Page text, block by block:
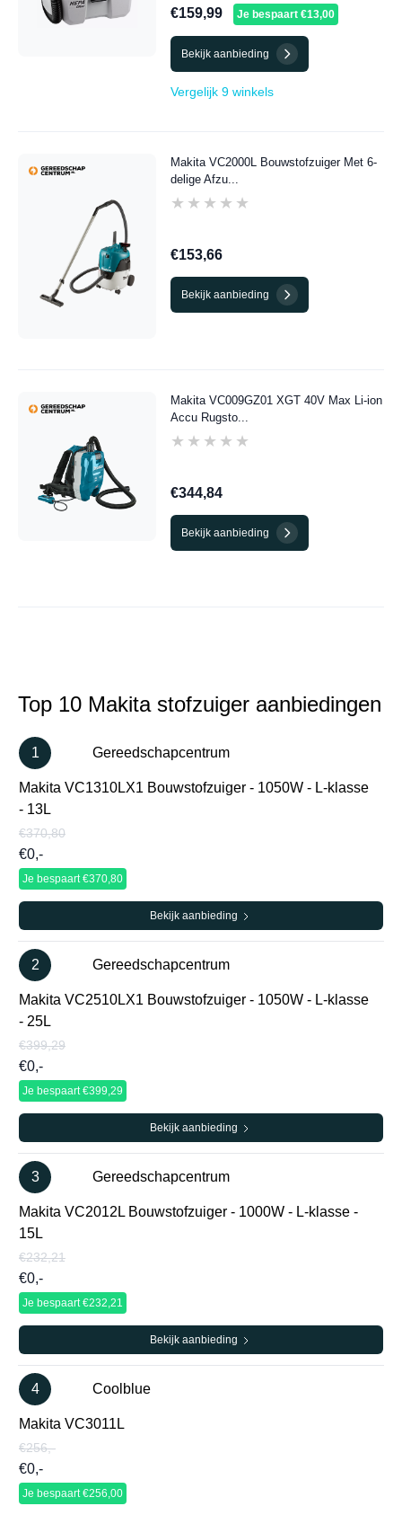
€159,99
Je bespaart €13,00
Bekijk aanbieding
Vergelijk 9 winkels
Makita VC2000L Bouwstofzuiger Met 6-
delige Afzu...
★★★★★
★★★★★
€153,66
Bekijk aanbieding
Makita VC009GZ01 XGT 40V Max Li-ion
Accu Rugsto...
★★★★★
★★★★★
€344,84
Bekijk aanbieding
Top 10 Makita stofzuiger aanbiedingen
1 Gereedschapcentrum
Makita VC1310LX1 Bouwstofzuiger - 1050W - L-klasse
- 13L
€370,80
€0,-
Je bespaart €370,80
Bekijk aanbieding
2 Gereedschapcentrum
Makita VC2510LX1 Bouwstofzuiger - 1050W - L-klasse
- 25L
€399,29
€0,-
Je bespaart €399,29
Bekijk aanbieding
3 Gereedschapcentrum
Makita VC2012L Bouwstofzuiger - 1000W - L-klasse -
15L
€232,21
€0,-
Je bespaart €232,21
Bekijk aanbieding
4 Coolblue
Makita VC3011L
€256,-
€0,-
Je bespaart €256,00